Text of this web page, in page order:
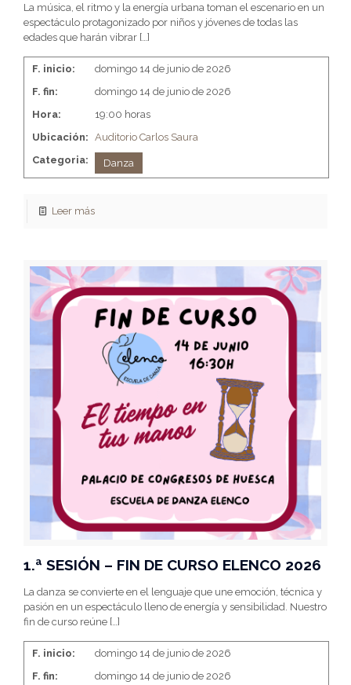
La música, el ritmo y la energía urbana toman el escenario en un
espectáculo protagonizado por niños y jóvenes de todas las
edades que harán vibrar […]
F. inicio:
domingo 14 de junio de 2026
F. fin:
domingo 14 de junio de 2026
Hora:
19:00 horas
Ubicación: Auditorio Carlos Saura
Categoria:
Danza
Leer más
1.ª SESIÓN – FIN DE CURSO ELENCO 2026
La danza se convierte en el lenguaje que une emoción, técnica y
pasión en un espectáculo lleno de energía y sensibilidad. Nuestro
fin de curso reúne […]
F. inicio:
domingo 14 de junio de 2026
F. fin:
domingo 14 de junio de 2026